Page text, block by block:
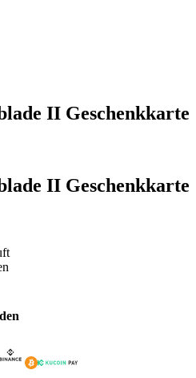
II Geschenkkarte
II Geschenkkarte